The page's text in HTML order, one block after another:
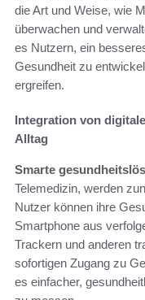
die Art und Weise, wie
überwachen und
es Nutzern, ein
Gesundheit zu
ergreifen.
Integration von
Alltag
Smarte
Telemedizin, werden
Nutzer können ihre
Smartphone aus
Trackern und anderen
sofortigen Zugang zu
es einfacher,